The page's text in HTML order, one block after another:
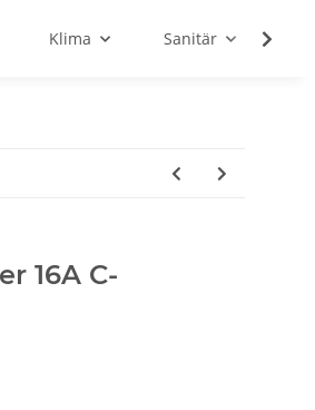
Klima Sanitär
16A C-